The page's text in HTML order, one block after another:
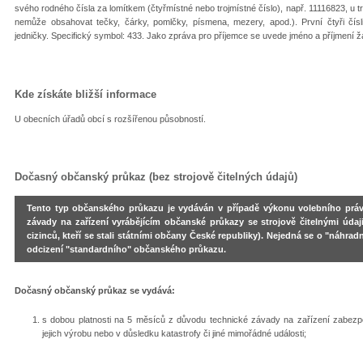
svého rodného čísla za lomítkem (čtyřmístné nebo trojmístné číslo), např. 11116823, u
nemůže obsahovat tečky, čárky, pomlčky, písmena, mezery, apod.). První čtyři
jedničky. Specifický symbol: 433. Jako zpráva pro příjemce se uvede jméno a příjmení
Kde získáte bližší informace
U obecních úřadů obcí s rozšířenou působností.
Dočasný občanský průkaz (bez strojově čitelných údajů)
Tento typ občanského průkazu je vydáván v případě výkonu volebního
závady na zařízení vyrábějícím občanské průkazy se strojově čitelnými
cizinců, kteří se stali státními občany České republiky). Nejedná se o
odcizení "standardního" občanského průkazu.
Dočasný občanský průkaz se vydává:
s dobou platnosti na 5 měsíců z důvodu technické závady na zařízení
jejich výrobu nebo v důsledku katastrofy či jiné mimořádné události;